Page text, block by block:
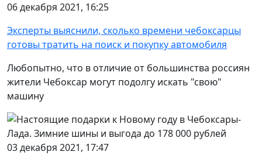
06 декабря 2021, 16:25
Эксперты выяснили, сколько времени чебоксарцы
готовы тратить на поиск и покупку автомобиля
Любопытно, что в отличие от большинства россиян
жители Чебоксар могут подолгу искать "свою"
машину
03 декабря 2021, 17:47